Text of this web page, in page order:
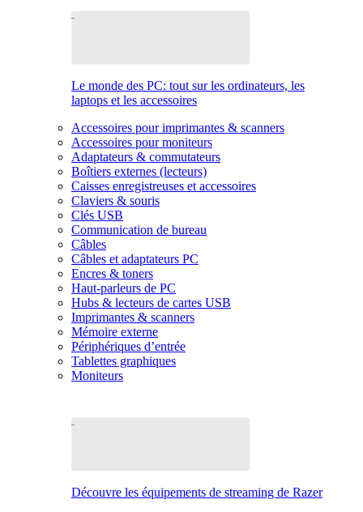
Le monde des PC: tout sur les ordinateurs, les
laptops et les accessoires
Accessoires pour imprimantes & scanners
Accessoires pour moniteurs
Adaptateurs & commutateurs
Boîtiers externes (lecteurs)
Caisses enregistreuses et accessoires
Claviers & souris
Clés USB
Communication de bureau
Câbles
Câbles et adaptateurs PC
Encres & toners
Haut-parleurs de PC
Hubs & lecteurs de cartes USB
Imprimantes & scanners
Mémoire externe
Périphériques d’entrée
Tablettes graphiques
Moniteurs
Découvre les équipements de streaming de Razer